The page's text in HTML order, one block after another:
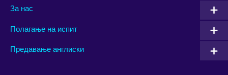
За нас
Полагање на испит
Предавање англиски